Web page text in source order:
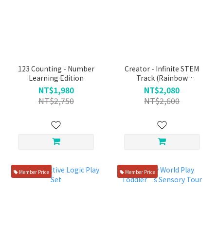
123 Counting - Number
Learning Edition
NT$1,980
NT$2,750
Creator - Infinite STEM
Track (Rainbow
Playground Series)
NT$2,080
NT$2,600
Member Price Member Price